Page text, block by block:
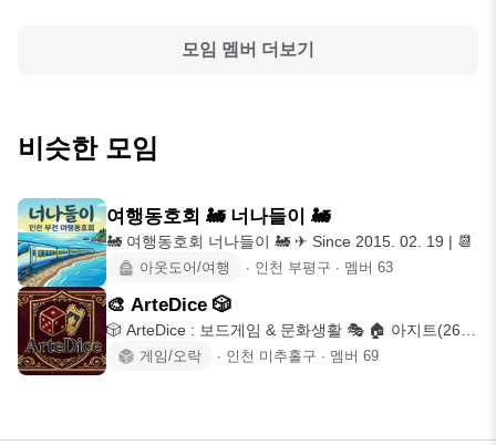
모임 멤버 더보기
비슷한 모임
여행동호회 🚂 너나들이 🚂
🚂 여행동호회 너나들이 🚂 ✈ Since 2015. 02. 19 | 📆
아웃도어/여행 ∙ 인천 부평구 ∙ 멤버 63
🎨 ArteDice 🎲
🎲 ArteDice : 보드게임 & 문화생활 🎭 🏠 아지트(26년
1월 게임/오락 ∙ 인천 미추홀구 ∙ 멤버 69